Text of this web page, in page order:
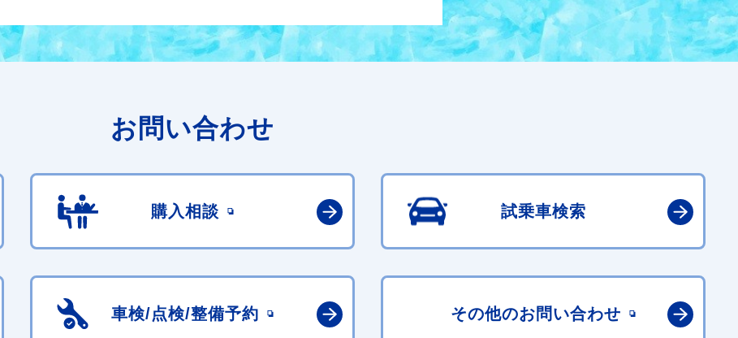
お問い合わせ
購入相談 試乗車検索
車検/点検/整備予約 その他のお問い合わせ